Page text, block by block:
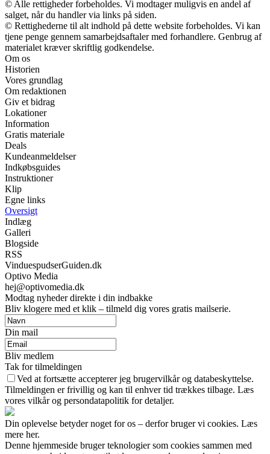
© Alle rettigheder forbeholdes. Vi modtager muligvis en andel af
salget, når du handler via links på siden.
© Rettighederne til alt indhold på dette website forbeholdes. Vi kan
tjene penge gennem samarbejdsaftaler med forhandlere. Genbrug af
materialet kræver skriftlig godkendelse.
Om os
Historien
Vores grundlag
Om redaktionen
Giv et bidrag
Lokationer
Information
Gratis materiale
Deals
Kundeanmeldelser
Indkøbsguides
Instruktioner
Klip
Egne links
Oversigt
Indlæg
Galleri
Blogside
RSS
VinduespudserGuiden.dk
Optivo Media
hej@optivomedia.dk
Modtag nyheder direkte i din indbakke
Bliv klogere med et klik – tilmeld dig vores gratis mailserie.
Din mail
Bliv medlem
Tak for tilmeldingen
Ved at fortsætte accepterer jeg brugervilkår og databeskyttelse.
Tilmeldingen er frivillig og kan til enhver tid trækkes tilbage. Læs
vores vilkår og persondatapolitik for detaljer.
Din oplevelse betyder noget for os – derfor bruger vi cookies. Læs
mere her.
Denne hjemmeside bruger teknologier som cookies sammen med